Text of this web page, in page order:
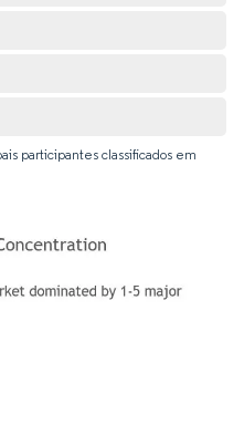
participantes classificados em